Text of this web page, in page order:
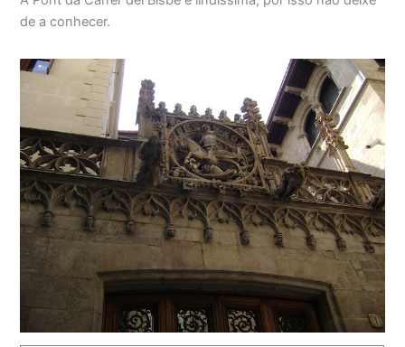
de a conhecer.